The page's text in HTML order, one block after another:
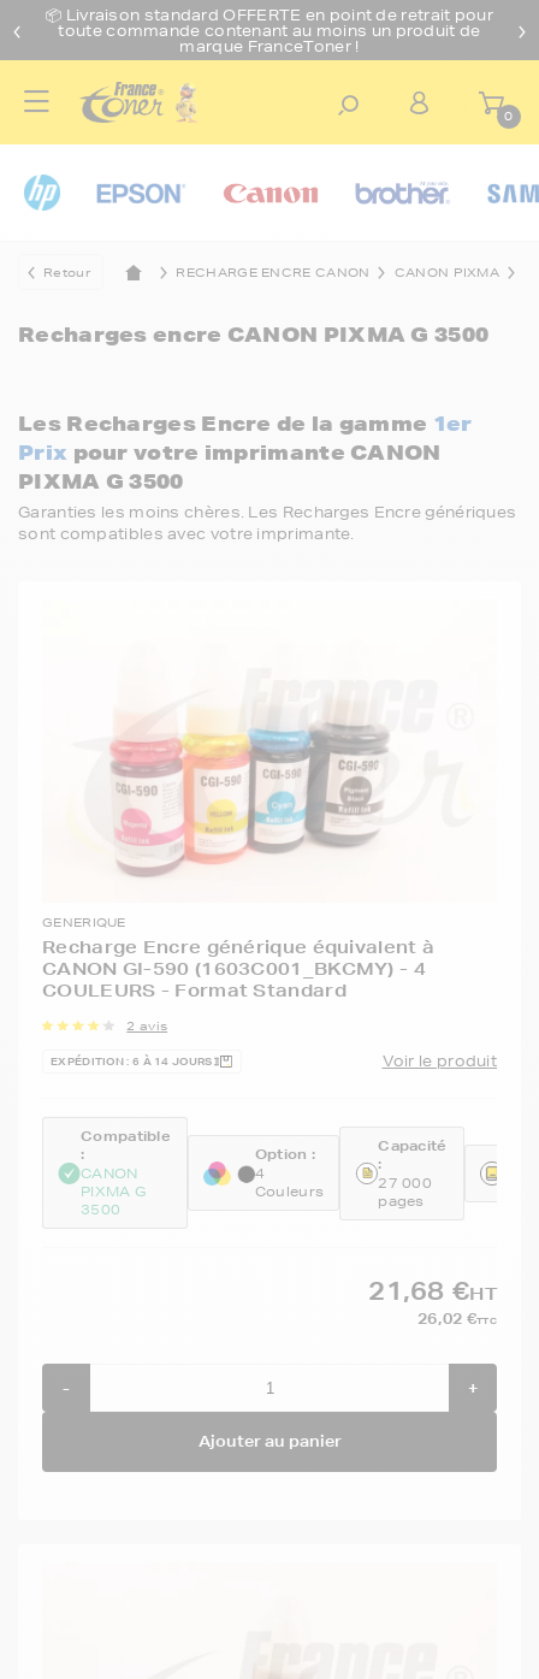
📦 Livraison standard OFFERTE en point de retrait pour
toute commande contenant au moins un produit de
marque FranceToner !
0
Retour RECHARGE ENCRE CANON CANON PIXMA
Recharges encre CANON PIXMA G 3500
Les Recharges Encre de la gamme 1er
Prix pour votre imprimante CANON
PIXMA G 3500
Garanties les moins chères. Les Recharges Encre génériques
sont compatibles avec votre imprimante.
GENERIQUE
Recharge Encre générique équivalent à
CANON GI-590 (1603C001_BKCMY) - 4
COULEURS - Format Standard
2 avis
EXPÉDITION : 6 À 14 JOURS Voir le produit
Compatible
:
CANON
PIXMA G
3500
Option :
4
Couleurs
Capacité
:
27 000
pages
21,68 €HT
26,02 €TTC
- +
Ajouter au panier